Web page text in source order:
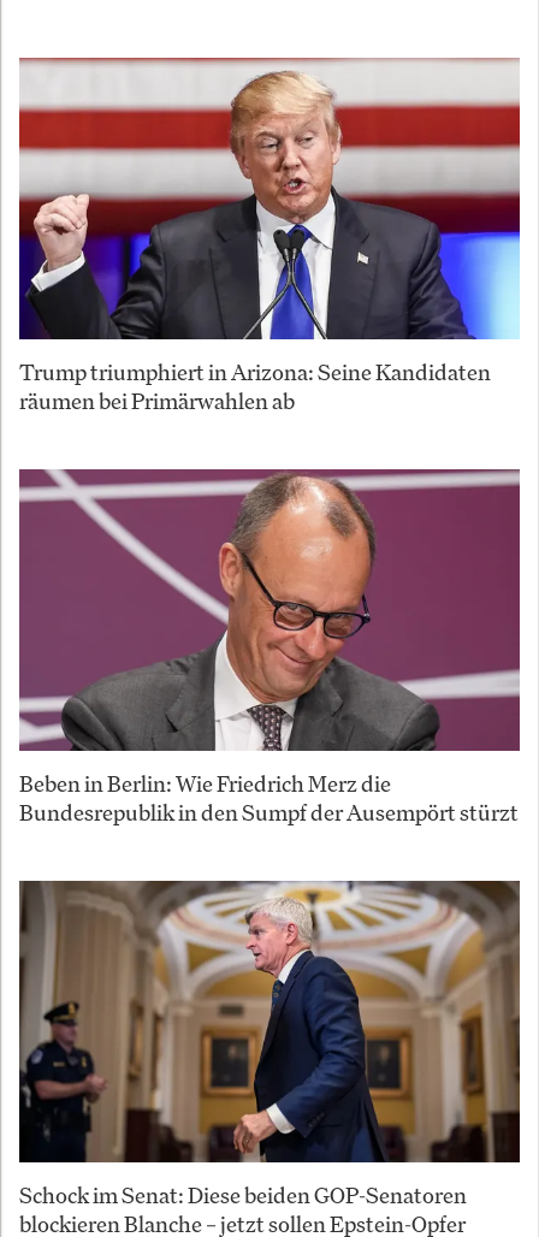
Trump triumphiert in Arizona: Seine Kandidaten
räumen bei Primärwahlen ab
Beben in Berlin: Wie Friedrich Merz die
Bundesrepublik in den Sumpf der Ausempört stürzt
Schock im Senat: Diese beiden GOP-Senatoren
blockieren Blanche – jetzt sollen Epstein-Opfer